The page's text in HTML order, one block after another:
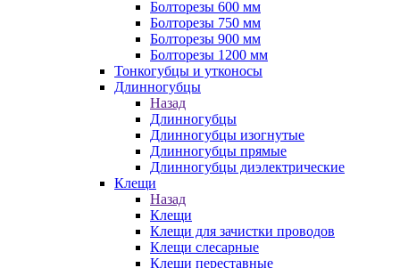
Болторезы 600 мм
Болторезы 750 мм
Болторезы 900 мм
Болторезы 1200 мм
Тонкогубцы и утконосы
Длинногубцы
Назад
Длинногубцы
Длинногубцы изогнутые
Длинногубцы прямые
Длинногубцы диэлектрические
Клещи
Назад
Клещи
Клещи для зачистки проводов
Клещи слесарные
Клещи переставные